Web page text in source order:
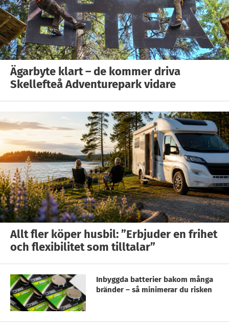
Ägarbyte klart – de kommer driva
Skellefteå Adventurepark vidare
Allt fler köper husbil: ”Erbjuder en frihet
och flexibilitet som tilltalar”
Inbyggda batterier bakom många
bränder – så minimerar du risken